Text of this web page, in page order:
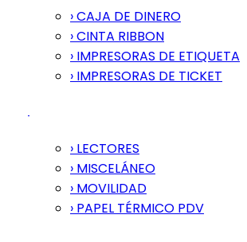
› CAJA DE DINERO
› CINTA RIBBON
› IMPRESORAS DE ETIQUETA
› IMPRESORAS DE TICKET
› LECTORES
› MISCELÁNEO
› MOVILIDAD
› PAPEL TÉRMICO PDV